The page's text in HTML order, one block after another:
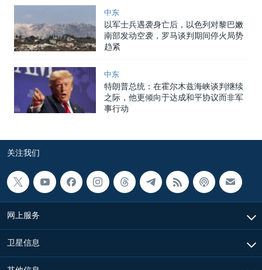
中东
以军士兵遇袭身亡后，以色列对黎巴嫩
南部发动空袭，罗马谈判期间停火局势
趋紧
中东
特朗普总统：在霍尔木兹海峡谈判继续
之际，他更倾向于达成和平协议而非军
事行动
关注我们
网上服务
卫星信息